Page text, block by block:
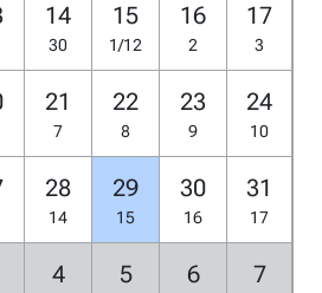
14
30
15
1/12
16
2
17
3
21
7
22
8
23
9
24
10
28
14
29
15
30
16
31
17
4 5 6 7